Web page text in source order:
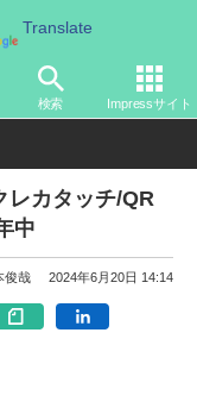
Translate
検索 Impressサイト
関東私鉄
レカタッチ/QR
中
俊哉 2024年6月20日 14:14